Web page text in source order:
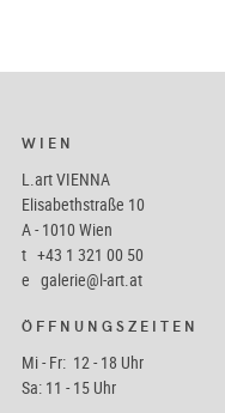
WIEN
L.art VIENNA
Elisabethstraße 10
A - 1010 Wien
t +43 1 321 00 50
e galerie@l-art.at
ÖFFNUNGSZEITEN
Mi - Fr: 12 - 18 Uhr
Sa: 11 - 15 Uhr